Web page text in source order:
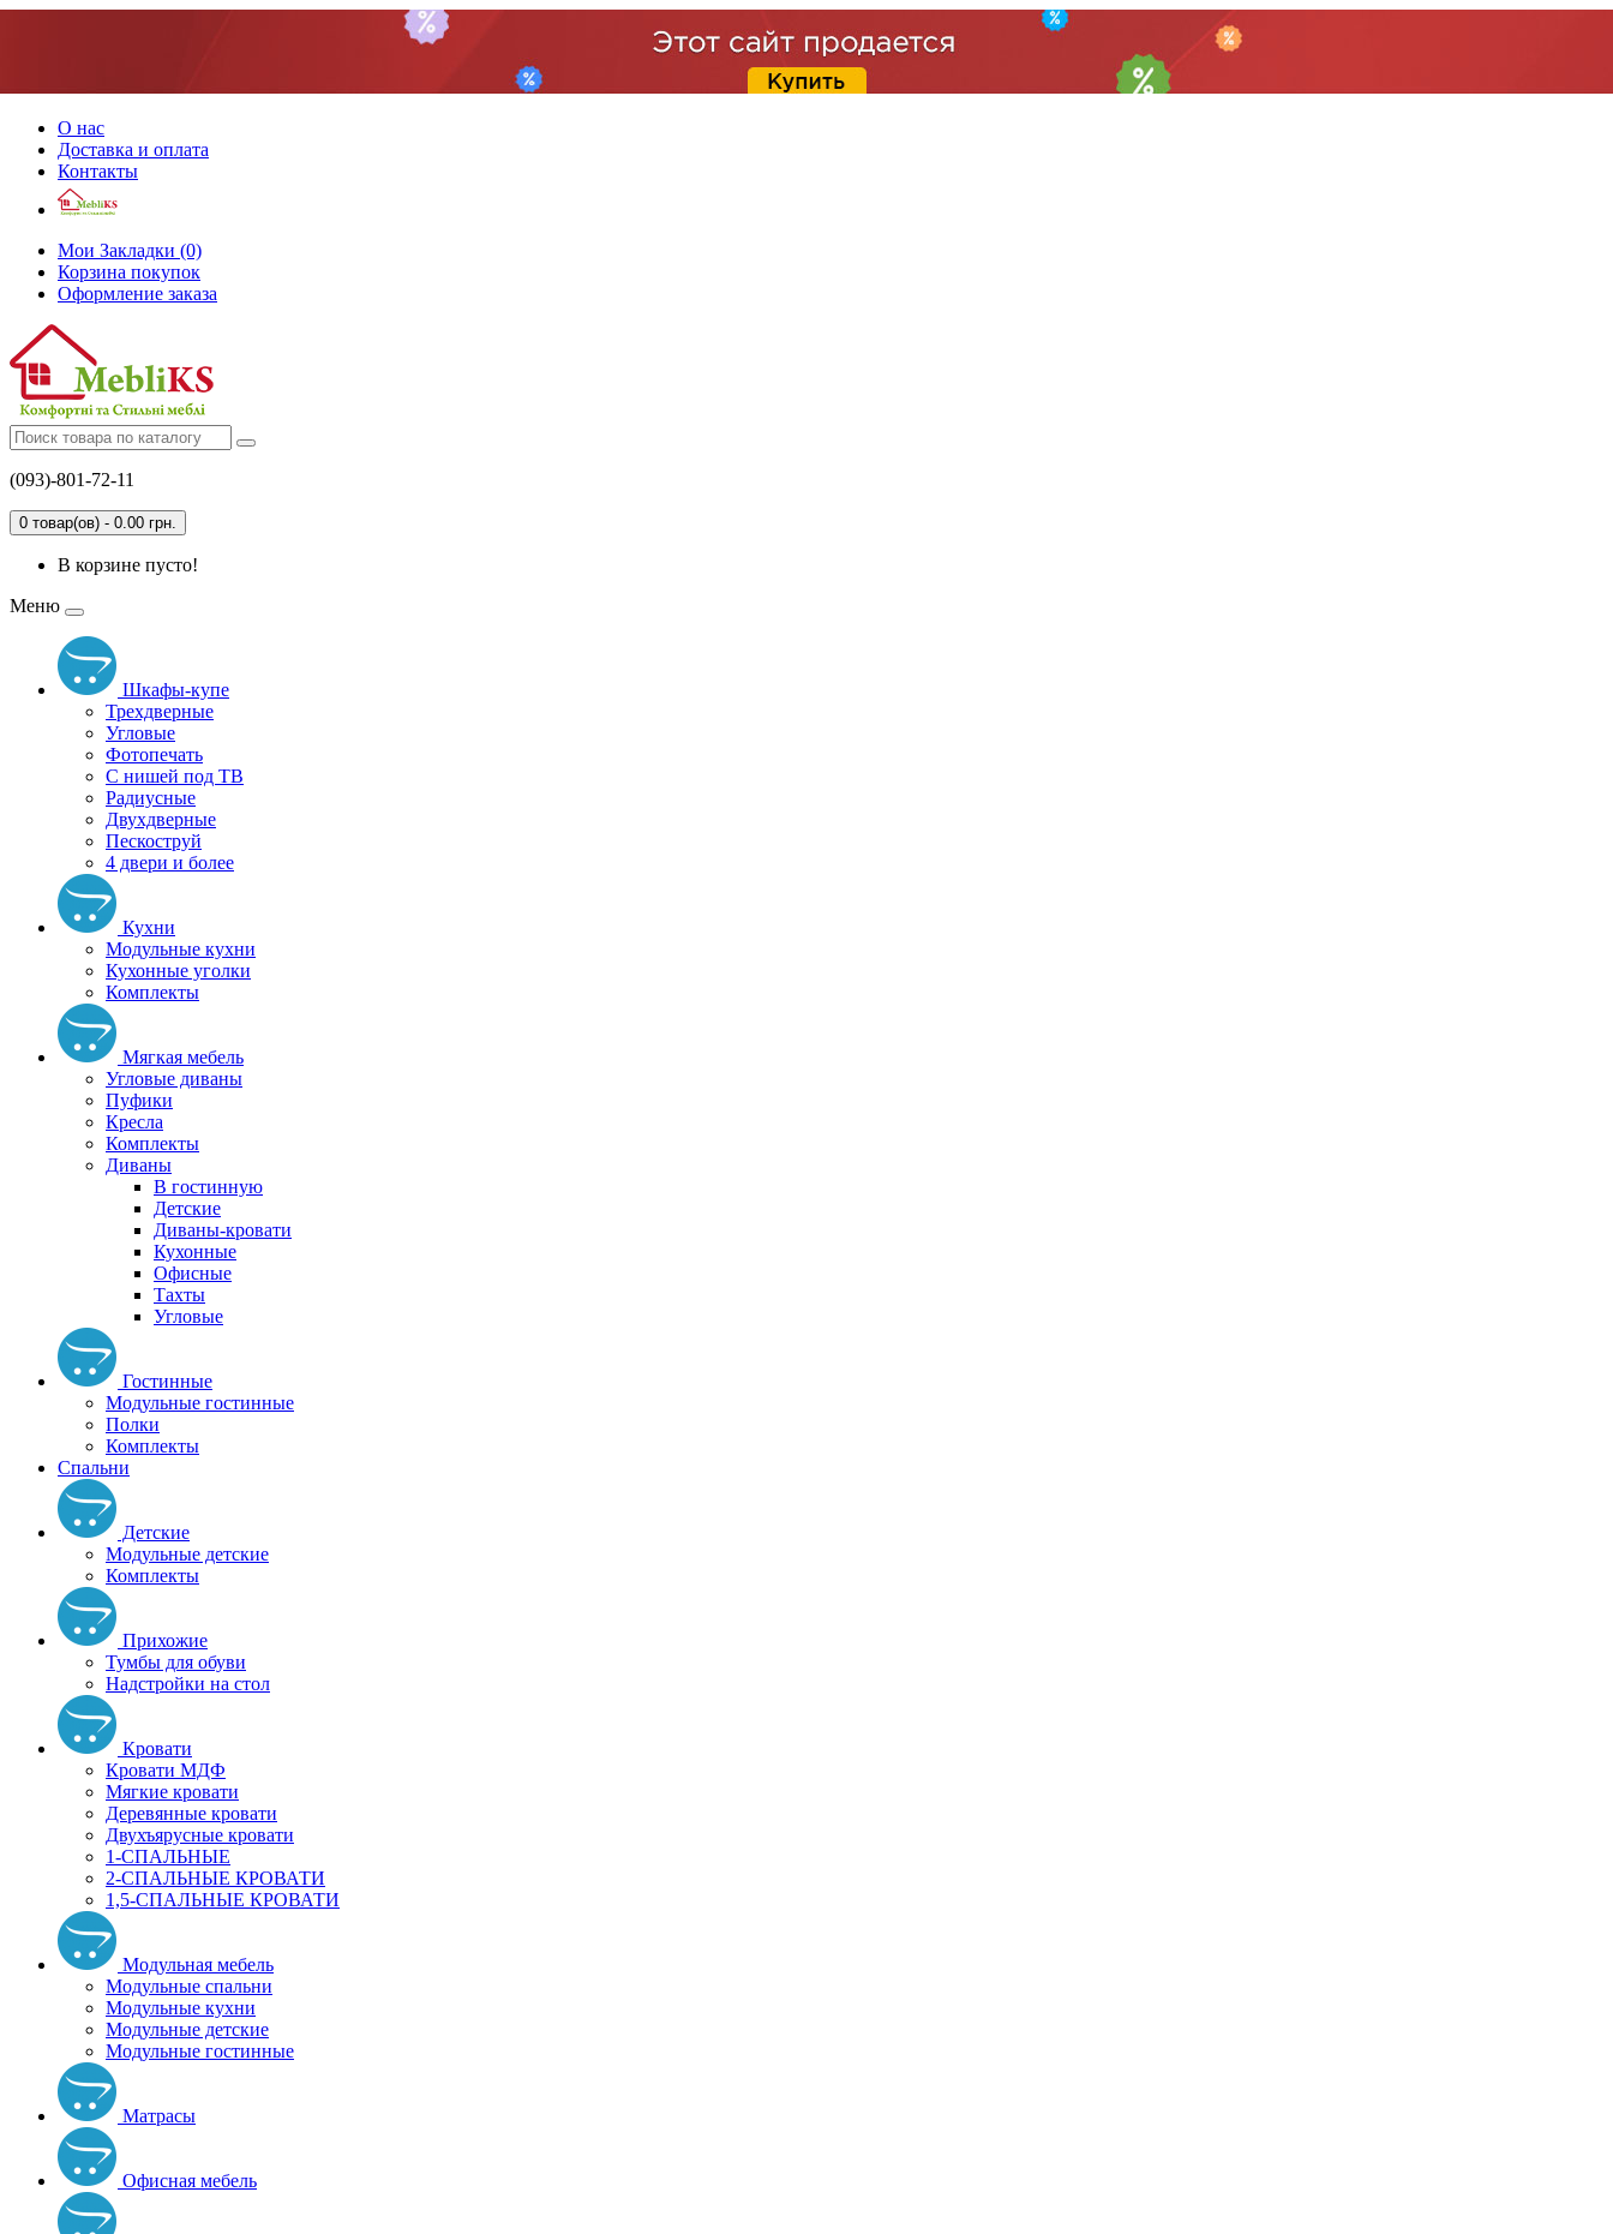
О нас
Доставка и оплата
Контакты
Мои Закладки (0)
Корзина покупок
Оформление заказа
(093)-801-72-11
0 товар(ов) - 0.00 грн.
В корзине пусто!
Меню
Шкафы-купе
Трехдверные
Угловые
Фотопечать
С нишей под ТВ
Радиусные
Двухдверные
Пескоструй
4 двери и более
Кухни
Модульные кухни
Кухонные уголки
Комплекты
Мягкая мебель
Угловые диваны
Пуфики
Кресла
Комплекты
Диваны
В гостинную
Детские
Диваны-кровати
Кухонные
Офисные
Тахты
Угловые
Гостинные
Модульные гостинные
Полки
Комплекты
Спальни
Детские
Модульные детские
Комплекты
Прихожие
Тумбы для обуви
Надстройки на стол
Кровати
Кровати МДФ
Мягкие кровати
Деревянные кровати
Двухъярусные кровати
1-СПАЛЬНЫЕ
2-СПАЛЬНЫЕ КРОВАТИ
1,5-СПАЛЬНЫЕ КРОВАТИ
Модульная мебель
Модульные спальни
Модульные кухни
Модульные детские
Модульные гостинные
Матрасы
Офисная мебель